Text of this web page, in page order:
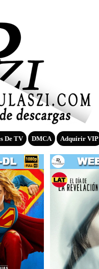
De TV DMCA Adquirir VIP